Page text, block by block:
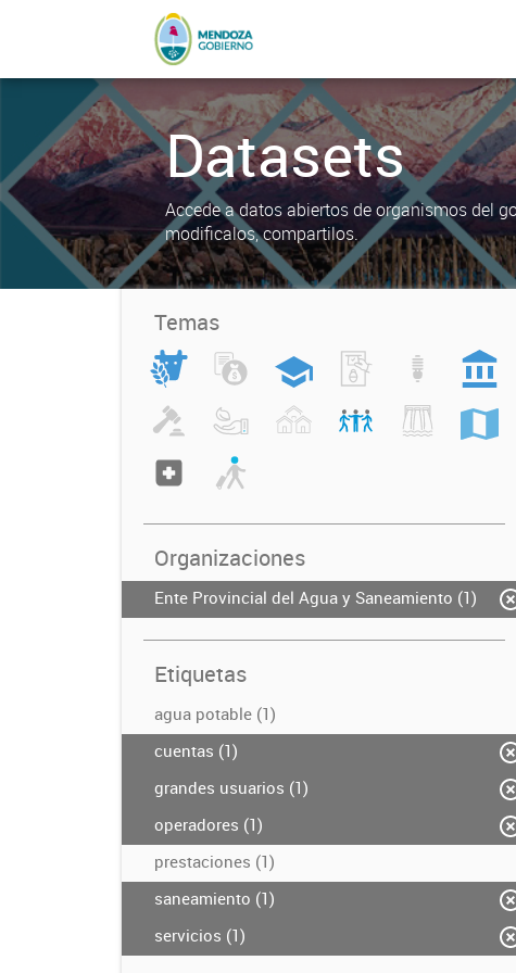
Datasets
Accede a datos abiertos de organismos del
modificalos, compartilos.
Temas
Organizaciones
Ente Provincial del Agua y Saneamiento (1)
Etiquetas
agua potable (1)
cuentas (1)
grandes usuarios (1)
operadores (1)
prestaciones (1)
saneamiento (1)
servicios (1)